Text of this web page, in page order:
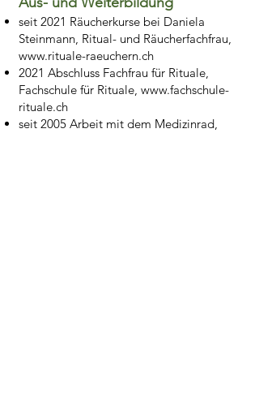
seit 2021 Räucherkurse bei Daniela
Steinmann, Ritual- und Räucherfachfrau,
www.rituale-raeuchern.ch
2021 Abschluss Fachfrau für Rituale,
Fachschule für Rituale, www.fachschule-
rituale.ch
seit 2005 Arbeit mit dem Medizinrad,